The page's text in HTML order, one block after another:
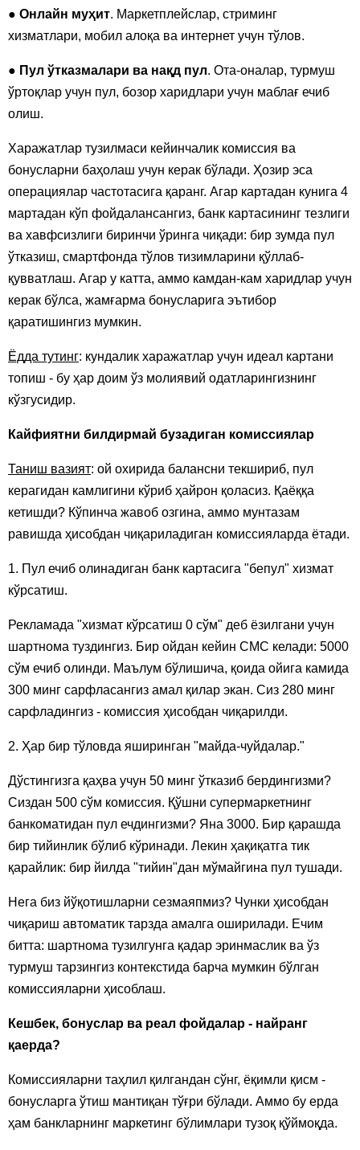
● Онлайн муҳит. Маркетплейслар, стриминг
хизматлари, мобил алоқа ва интернет учун тўлов.
● Пул ўтказмалари ва нақд пул. Ота-оналар, турмуш
ўртоқлар учун пул, бозор харидлари учун маблағ ечиб
олиш.
Харажатлар тузилмаси кейинчалик комиссия ва
бонусларни баҳолаш учун керак бўлади. Ҳозир эса
операциялар частотасига қаранг. Агар картадан кунига 4
мартадан кўп фойдалансангиз, банк картасининг тезлиги
ва хавфсизлиги биринчи ўринга чиқади: бир зумда пул
ўтказиш, смартфонда тўлов тизимларини қўллаб-
қувватлаш. Агар у катта, аммо камдан-кам харидлар учун
керак бўлса, жамғарма бонусларига эътибор
қаратишингиз мумкин.
Ёдда тутинг: кундалик харажатлар учун идеал картани
топиш - бу ҳар доим ўз молиявий одатларингизнинг
кўзгусидир.
Кайфиятни билдирмай бузадиган комиссиялар
Таниш вазият: ой охирида балансни текшириб, пул
керагидан камлигини кўриб ҳайрон қоласиз. Қаёққа
кетишди? Кўпинча жавоб озгина, аммо мунтазам
равишда ҳисобдан чиқариладиган комиссияларда ётади.
1. Пул ечиб олинадиган банк картасига "бепул" хизмат
кўрсатиш.
Рекламада "хизмат кўрсатиш 0 сўм" деб ёзилгани учун
шартнома туздингиз. Бир ойдан кейин СМС келади: 5000
сўм ечиб олинди. Маълум бўлишича, қоида ойига камида
300 минг сарфласангиз амал қилар экан. Сиз 280 минг
сарфладингиз - комиссия ҳисобдан чиқарилди.
2. Ҳар бир тўловда яширинган "майда-чуйдалар."
Дўстингизга қаҳва учун 50 минг ўтказиб бердингизми?
Сиздан 500 сўм комиссия. Қўшни супермаркетнинг
банкоматидан пул ечдингизми? Яна 3000. Бир қарашда
бир тийинлик бўлиб кўринади. Лекин ҳақиқатга тик
қарайлик: бир йилда "тийин"дан мўмайгина пул тушади.
Нега биз йўқотишларни сезмаяпмиз? Чунки ҳисобдан
чиқариш автоматик тарзда амалга оширилади. Ечим
битта: шартнома тузилгунга қадар эринмаслик ва ўз
турмуш тарзингиз контекстида барча мумкин бўлган
комиссияларни ҳисоблаш.
Кешбек, бонуслар ва реал фойдалар - найранг
қаерда?
Комиссияларни таҳлил қилгандан сўнг, ёқимли қисм -
бонусларга ўтиш мантиқан тўғри бўлади. Аммо бу ерда
ҳам банкларнинг маркетинг бўлимлари тузоқ қўймоқда.